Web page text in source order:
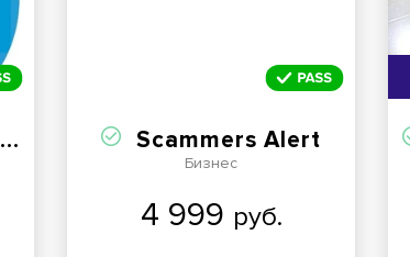
Scammers Alert
Бизнес
4 999 руб.